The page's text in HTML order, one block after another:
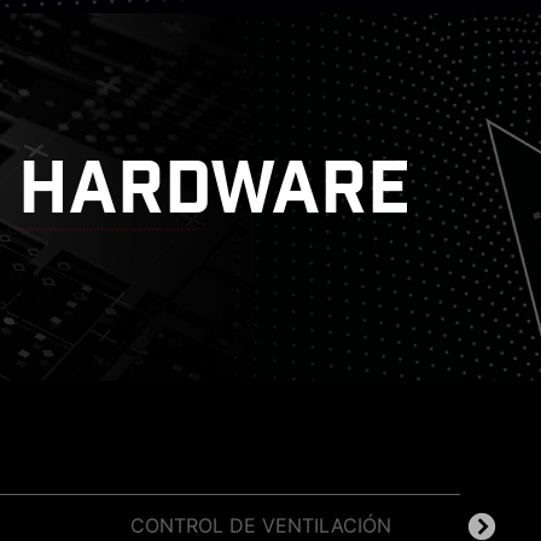
HARDWARE
CONTROL DE VENTILACIÓN
EZ OC TUNING
INSTALADOR DE DRIVERS UTILITARIOS